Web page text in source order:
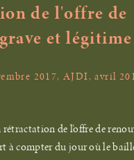
de l'offre de
et légitime
2017, AJDI, avril
de l’offre de
à compter du jour où le